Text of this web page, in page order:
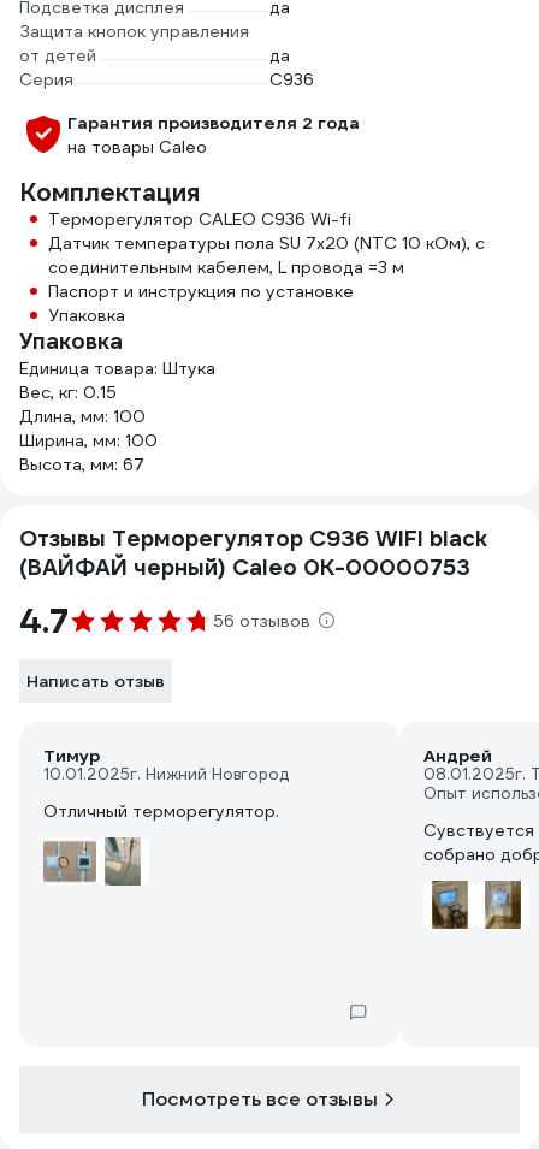
Подсветка дисплея
да
Защита кнопок управления
от детей
да
Серия
С936
Гарантия производителя 2 года
на товары Caleo
Комплектация
Терморегулятор CALEO С936 Wi-fi
Датчик температуры пола SU 7x20 (NTC 10 кОм), с
соединительным кабелем, L провода =3 м
Паспорт и инструкция по установке
Упаковка
Упаковка
Единица товара: Штука
Вес, кг: 0.15
Длина, мм: 100
Ширина, мм: 100
Высота, мм: 67
Отзывы Терморегулятор C936 WIFI black
(ВАЙФАЙ черный) Caleo 0К-00000753
4.7 56 отзывов
Написать отзыв
Тимур
10.01.2025г. Нижний Новгород
Отличный терморегулятор.
Андрей
08.01.2025г.
Опыт
Сувствуется
собрано
Посмотреть все отзывы